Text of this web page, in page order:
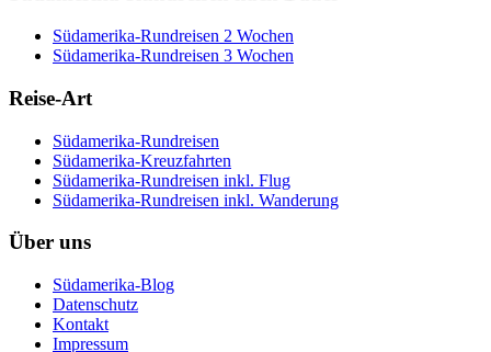
Südamerika-Rundreisen 2 Wochen
Südamerika-Rundreisen 3 Wochen
Reise-Art
Südamerika-Rundreisen
Südamerika-Kreuzfahrten
Südamerika-Rundreisen inkl. Flug
Südamerika-Rundreisen inkl. Wanderung
Über uns
Südamerika-Blog
Datenschutz
Kontakt
Impressum